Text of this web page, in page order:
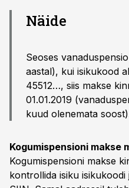
Näide
Seoses
aastal), kui isikukood
45512…, siis makse
01.01.2019
kuud olenemata
Kogumispensioni makse
Kogumispensioni makse
kontrollida isiku